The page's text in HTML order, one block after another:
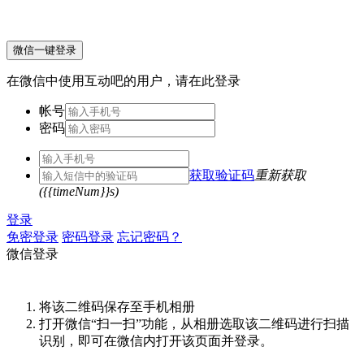
微信一键登录
在微信中使用互动吧的用户，请在此登录
帐号
密码
获取验证码重新获取
({{timeNum}}s)
登录
免密登录 密码登录 忘记密码？
微信登录
将该二维码保存至手机相册
打开微信“扫一扫”功能，从相册选取该二维码进行扫描
识别，即可在微信内打开该页面并登录。